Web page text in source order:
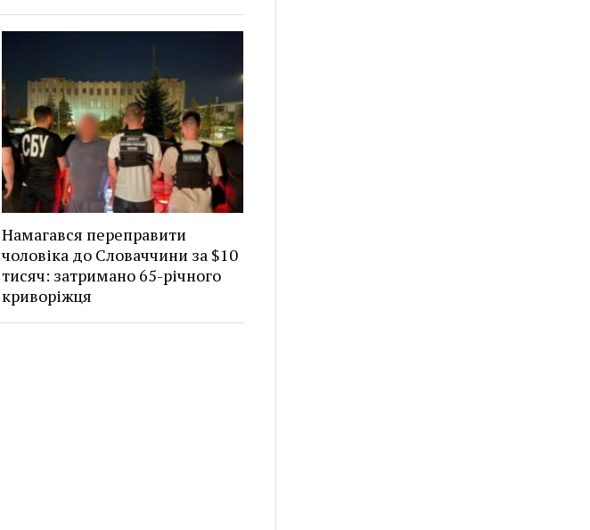
Намагався переправити
чоловіка до Словаччини за $10
тисяч: затримано 65-річного
криворіжця